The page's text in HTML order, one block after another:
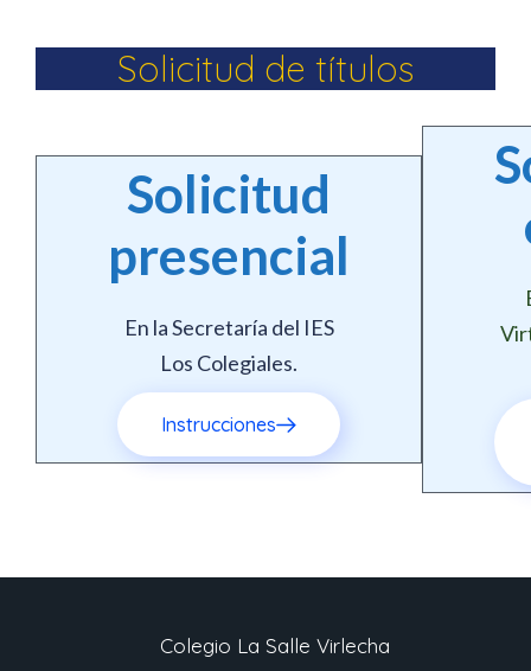
Solicitud de títulos
Solicitud
presencial
En la Secretaría del IES
Los Colegiales.
Instrucciones
Colegio La Salle Virlecha